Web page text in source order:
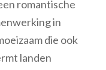
romantische
in
die ook
landen